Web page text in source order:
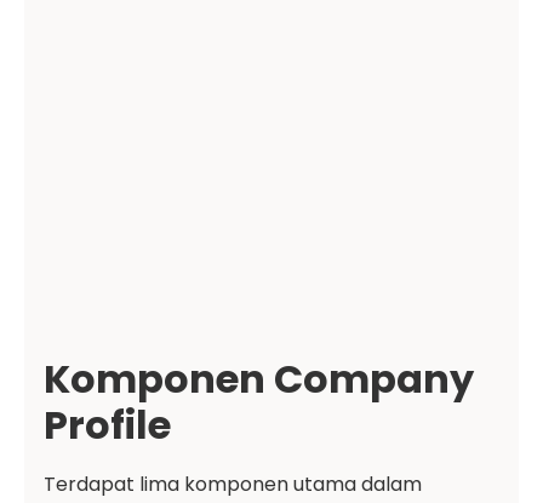
Komponen Company
Profile
Terdapat lima komponen utama dalam